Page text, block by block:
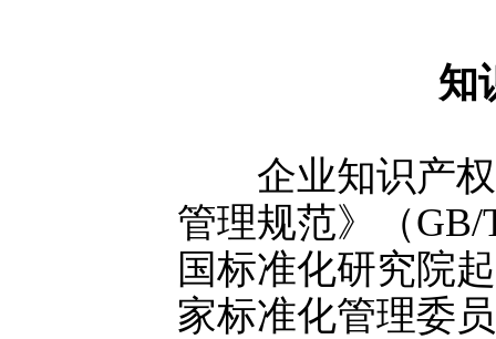
知
企业知识产权
管理规范》（GB/
国标准化研究院
家标准化管理委